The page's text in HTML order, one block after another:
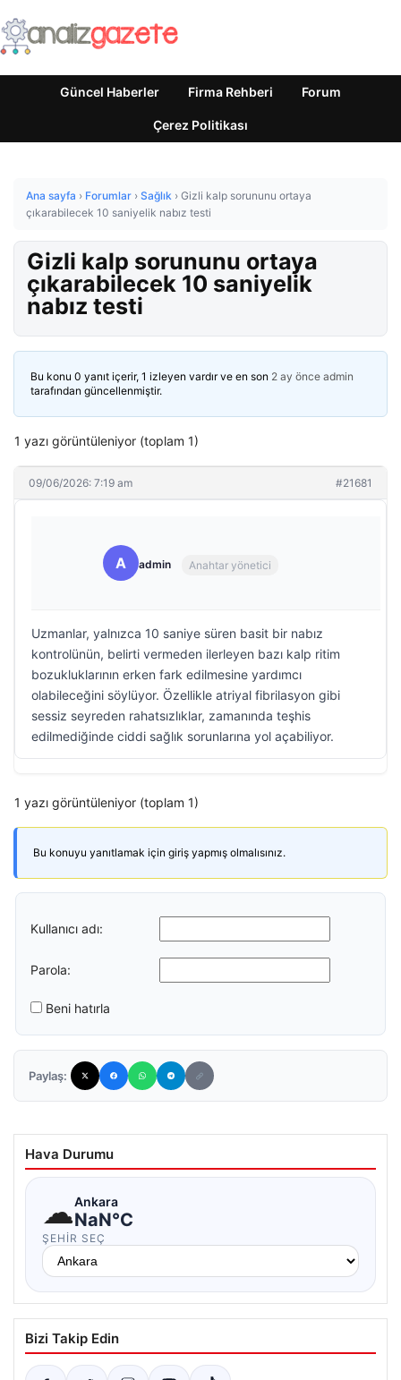
Güncel Haberler Firma Rehberi Forum
Çerez Politikası
Ana sayfa › Forumlar › Sağlık › Gizli kalp sorununu ortaya
çıkarabilecek 10 saniyelik nabız testi
Gizli kalp sorununu ortaya
çıkarabilecek 10 saniyelik
nabız testi
Bu konu 0 yanıt içerir, 1 izleyen vardır ve en son 2 ay önce admin
tarafından güncellenmiştir.
1 yazı görüntüleniyor (toplam 1)
09/06/2026: 7:19 am #21681
A admin Anahtar yönetici
Uzmanlar, yalnızca 10 saniye süren basit bir nabız
kontrolünün, belirti vermeden ilerleyen bazı kalp ritim
bozukluklarının erken fark edilmesine yardımcı
olabileceğini söylüyor. Özellikle atriyal fibrilasyon gibi
sessiz seyreden rahatsızlıklar, zamanında teşhis
edilmediğinde ciddi sağlık sorunlarına yol açabiliyor.
1 yazı görüntüleniyor (toplam 1)
Bu konuyu yanıtlamak için giriş yapmış olmalısınız.
Kullanıcı adı:
Parola:
Beni hatırla
Paylaş:
Hava Durumu
☁Ankara
NaN°C
ŞEHIR SEÇ
Bizi Takip Edin